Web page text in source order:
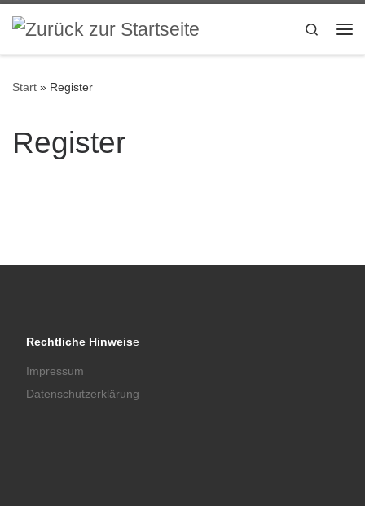
Zum Inhalt springen
Search
Start » Register
Register
Rechtliche Hinweise
Impressum
Datenschutzerklärung